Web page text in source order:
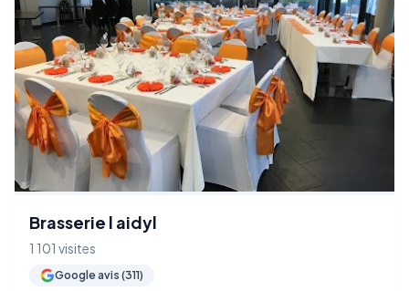
Brasserie l aidyl
1 101 visites
Google avis (311)